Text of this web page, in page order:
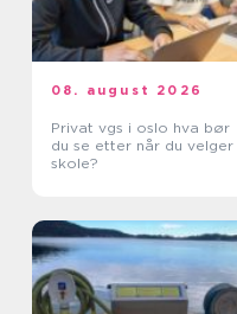
08. august 2026
Privat vgs i oslo hva bør
du se etter når du velger
skole?